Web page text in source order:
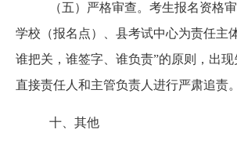
（五）严格审查。考生报名资格
学校（报名点）、县考试中心为责任主
谁把关，谁签字、谁负责”的原则，出
直接责任人和主管负责人进行严肃追责。
十、其他